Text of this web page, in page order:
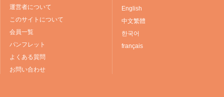
運営者について
このサイトについて
会員一覧
パンフレット
よくある質問
お問い合わせ
English
中文繁體
한국어
français